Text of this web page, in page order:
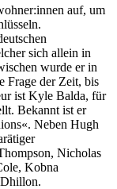
auf, um
sich allein in
wurde er in
Frage der Zeit, bis
ist Kyle Balda, für
Bekannt ist er
Neben Hugh
Nicholas
Kobna